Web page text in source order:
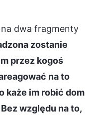
na dwa fragmenty
zostanie
przez kogoś
na to
każe im robić dom
względu na to,